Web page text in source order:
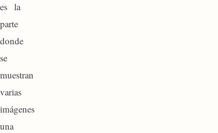
es la
parte
donde
se
muestran
varias
imágenes
una